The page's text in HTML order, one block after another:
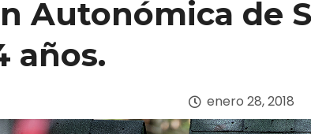
Autonómica de
años.
enero 28, 2018